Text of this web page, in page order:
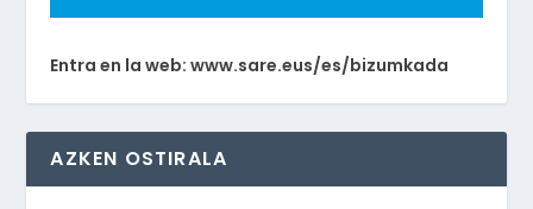
Entra en la web: www.sare.eus/es/bizumkada
AZKEN OSTIRALA